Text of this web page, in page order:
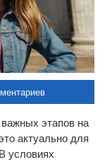
этапов на
актуально для
условиях